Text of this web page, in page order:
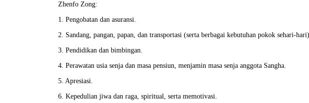
Zhenfo Zong:
1. Pengobatan dan asuransi.
2. Sandang, pangan, papan, dan transportasi (serta berbagai kebutuhan pokok sehari-hari)
3. Pendidikan dan bimbingan.
4. Perawatan usia senja dan masa pensiun, menjamin masa senja anggota Sangha.
5. Apresiasi.
6. Kepedulian jiwa dan raga, spiritual, serta memotivasi.